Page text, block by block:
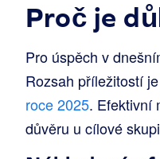
Proč je
Pro úspěch v
Rozsah příležitostí
roce 2025. Efektivní
důvěru u cílové